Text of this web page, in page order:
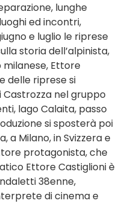
lunghe
ed incontri,
e luglio le riprese
storia dell’alpinista,
Ettore
delle riprese si
Castrozza nel gruppo
lago Calaita, passo
si sposterà poi
a Milano, in Svizzera e
protagonista, che
Ettore Castiglioni è
38enne,
di cinema e